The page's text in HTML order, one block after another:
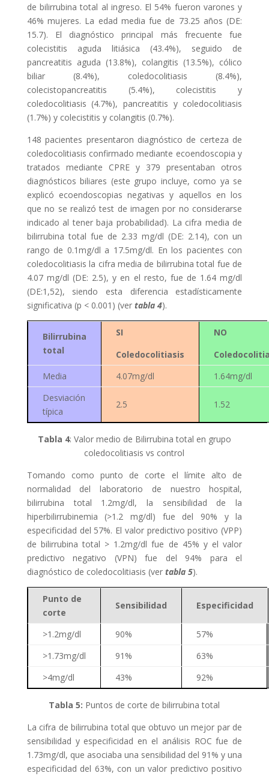
de bilirrubina total al ingreso. El 54% fueron varones y
46% mujeres. La edad media fue de 73.25 años (DE:
15.7). El diagnóstico principal más frecuente fue
colecistitis aguda litiásica (43.4%), seguido de
pancreatitis aguda (13.8%), colangitis (13.5%), cólico
biliar (8.4%), coledocolitiasis (8.4%),
colecistopancreatitis (5.4%), colecistitis y
coledocolitiasis (4.7%), pancreatitis y coledocolitiasis
(1.7%) y colecistitis y colangitis (0.7%).
148 pacientes presentaron diagnóstico de certeza de
coledocolitiasis confirmado mediante ecoendoscopia y
tratados mediante CPRE y 379 presentaban otros
diagnósticos biliares (este grupo incluye, como ya se
explicó ecoendoscopias negativas y aquellos en los
que no se realizó test de imagen por no considerarse
indicado al tener baja probabilidad). La cifra media de
bilirrubina total fue de 2.33 mg/dl (DE: 2.14), con un
rango de 0.1mg/dl a 17.5mg/dl. En los pacientes con
coledocolitiasis la cifra media de bilirrubina total fue de
4.07 mg/dl (DE: 2.5), y en el resto, fue de 1.64 mg/dl
(DE:1,52), siendo esta diferencia estadísticamente
significativa (p < 0.001) (ver tabla 4).
Bilirrubina
total
SI
Coledocolitiasis
NO
Media
4.07mg/dl
1.64mg/dl
Desviación
típica
2.5 1.52
Tabla 4: Valor medio de Bilirrubina total en grupo
coledocolitiasis vs control
Tomando como punto de corte el límite alto de
normalidad del laboratorio de nuestro hospital,
bilirrubina total 1.2mg/dl, la sensibilidad de la
hiperbilirrubinemia (>1.2 mg/dl) fue del 90% y la
especificidad del 57%. El valor predictivo positivo (VPP)
de bilirrubina total > 1.2mg/dl fue de 45% y el valor
predictivo negativo (VPN) fue del 94% para el
diagnóstico de coledocolitiasis (ver tabla 5).
Punto de
corte
Sensibilidad Especificidad
>1.2mg/dl 90%
57%
>1.73mg/dl
91%
63%
>4mg/dl
43% 92%
Tabla 5: Puntos de corte de bilirrubina total
La cifra de bilirrubina total que obtuvo un mejor par de
sensibilidad y especificidad en el análisis ROC fue de
1.73mg/dl, que asociaba una sensibilidad del 91% y una
especificidad del 63%, con un valor predictivo positivo